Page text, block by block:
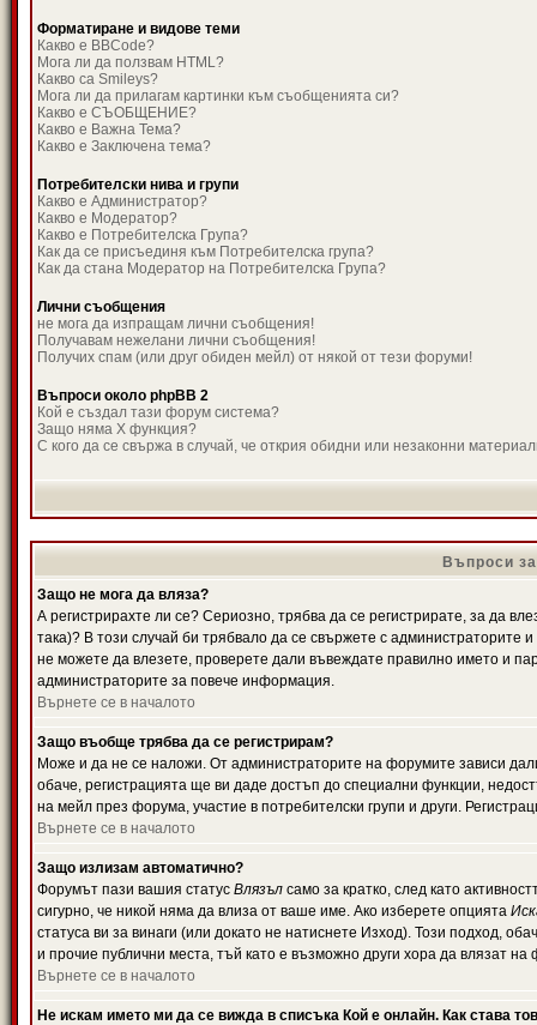
Форматиране и видове теми
Какво е BBCode?
Мога ли да ползвам HTML?
Какво са Smileys?
Мога ли да прилагам картинки към съобщенията си?
Какво е СЪОБЩЕНИЕ?
Какво е Важна Тема?
Какво е Заключена тема?
Потребителски нива и групи
Какво е Администратор?
Какво е Модератор?
Какво е Потребителска Група?
Как да се присъединя към Потребителска група?
Как да стана Модератор на Потребителска Група?
Лични съобщения
не мога да изпращам лични съобщения!
Получавам нежелани лични съобщения!
Получих спам (или друг обиден мейл) от някой от тези форуми!
Въпроси около phpBB 2
Кой е създал тази форум система?
Защо няма X функция?
С кого да се свържа в случай, че открия обидни или незаконни
Въпроси
Защо не мога да вляза?
А регистрирахте ли се? Сериозно, трябва да се регистрирате, за да
така)? В този случай би трябвало да се свържете с администраторите
не можете да влезете, проверете дали въвеждате правилно името и
администраторите за повече информация.
Върнете се в началото
Защо въобще трябва да се регистрирам?
Може и да не се наложи. От администраторите на форумите зависи
обаче, регистрацията ще ви даде достъп до специални функции,
на мейл през форума, участие в потребителски групи и други.
Върнете се в началото
Защо излизам автоматично?
Форумът пази вашия статус Влязъл само за кратко, след като
сигурно, че никой няма да влиза от ваше име. Ако изберете опцията
статуса ви за винаги (или докато не натиснете Изход). Този подход,
и прочие публични места, тъй като е възможно други хора да влязат
Върнете се в началото
Не искам името ми да се вижда в списъка Кой е онлайн. Как става